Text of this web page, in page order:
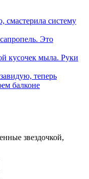
смастерила систему
Это
кусочек мыла. Руки
теперь
балконе
звездочкой,